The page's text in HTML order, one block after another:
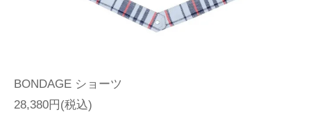
BONDAGE ショーツ
28,380円(税込)